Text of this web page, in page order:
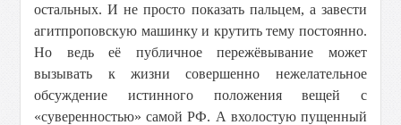
остальных. И не просто показать пальцем, а завести
агитпроповскую машинку и крутить тему постоянно.
Но ведь её публичное пережёвывание может
вызывать к жизни совершенно нежелательное
обсуждение истинного положения вещей с
«суверенностью» самой РФ. А вхолостую пущенный